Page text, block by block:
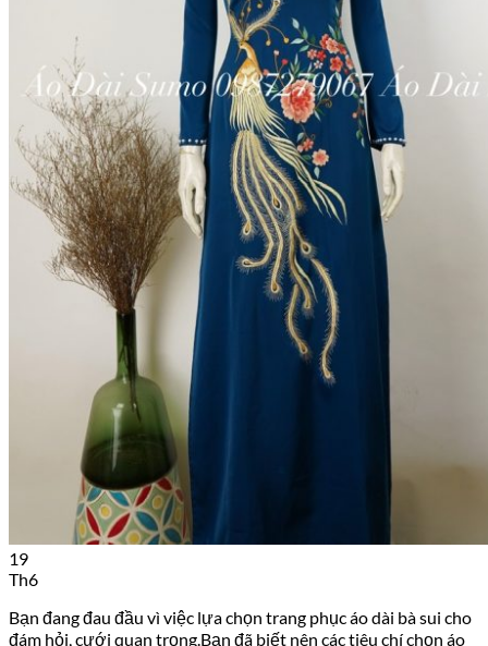
19
Th6
Bạn đang đau đầu vì việc lựa chọn trang phục áo dài bà sui cho
đám hỏi, cưới quan trọng.Bạn đã biết nên các tiêu chí chọn áo